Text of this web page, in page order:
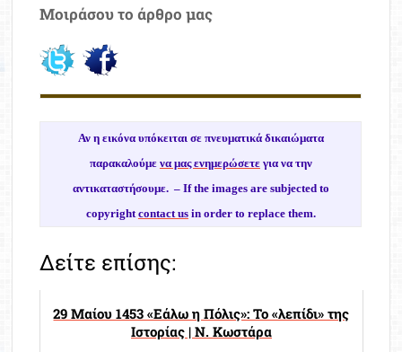
Μοιράσου το άρθρο μας
Αν η εικόνα υπόκειται σε πνευματικά δικαιώματα
παρακαλούμε να μας ενημερώσετεγια να την
αντικαταστήσουμε. – If the images are subjected to
copyrightcontact usin order to replace them.
Δείτε επίσης:
29 Μαίου 1453 «Εάλω η Πόλις»: Το «λεπίδι» της
Ιστορίας | Ν. Κωστάρα